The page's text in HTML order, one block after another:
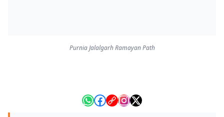
Purnia Jalalgarh Ramayan Path